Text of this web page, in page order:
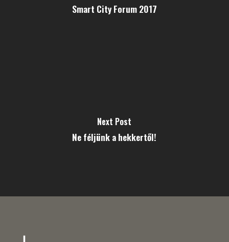
Smart City Forum 2017
Next Post
Ne féljünk a hekkertől!